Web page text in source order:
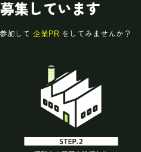
集しています
加して 企業PR をしてみませんか？